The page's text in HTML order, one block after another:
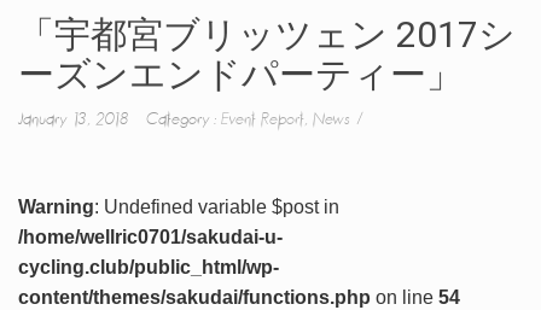
「宇都宮ブリッツェン 2017シ
ーズンエンドパーティー」
January 13, 2018 Category : Event Report, News
Warning: Undefined variable $post in
/home/wellric0701/sakudai-u-
cycling.club/public_html/wp-
content/themes/sakudai/functions.php on line 54